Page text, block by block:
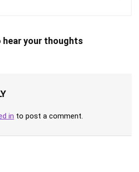
hear your thoughts
in to post a comment.